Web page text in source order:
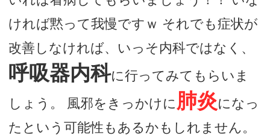
ければ黙って我慢ですｗ それでも症状が
改善しなければ、いっそ内科ではなく、
呼吸器内科に行ってみてもらいま
しょう。 風邪をきっかけに 肺炎になっ
たという可能性もあるかもしれません。